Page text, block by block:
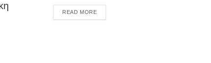
READ MOREDETAILS